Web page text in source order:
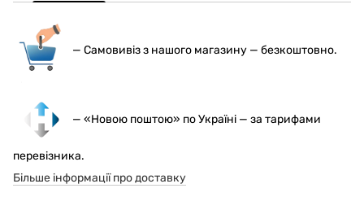
— Самовивіз з нашого магазину — безкоштовно.
— «Новою поштою» по Україні — за тарифами
перевізника.
Більше інформації про доставку